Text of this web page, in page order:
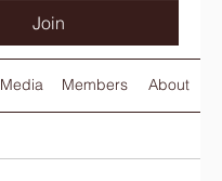
Join
Media Members About